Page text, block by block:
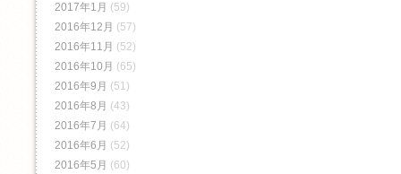
2017年1月 (59)
2016年12月 (57)
2016年11月 (52)
2016年10月 (65)
2016年9月 (51)
2016年8月 (43)
2016年7月 (64)
2016年6月 (52)
2016年5月 (60)